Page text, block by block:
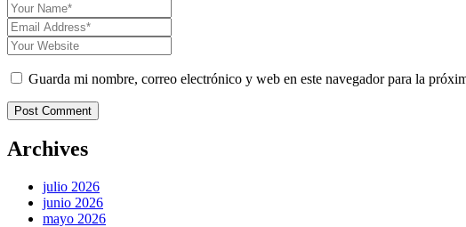
Guarda mi nombre, correo electrónico y web en este navegador para la
Post Comment
Archives
julio 2026
junio 2026
mayo 2026